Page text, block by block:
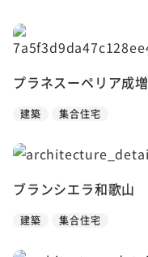
プラネスーペリア成増
建築 集合住宅
ブランシエラ和歌山
建築 集合住宅